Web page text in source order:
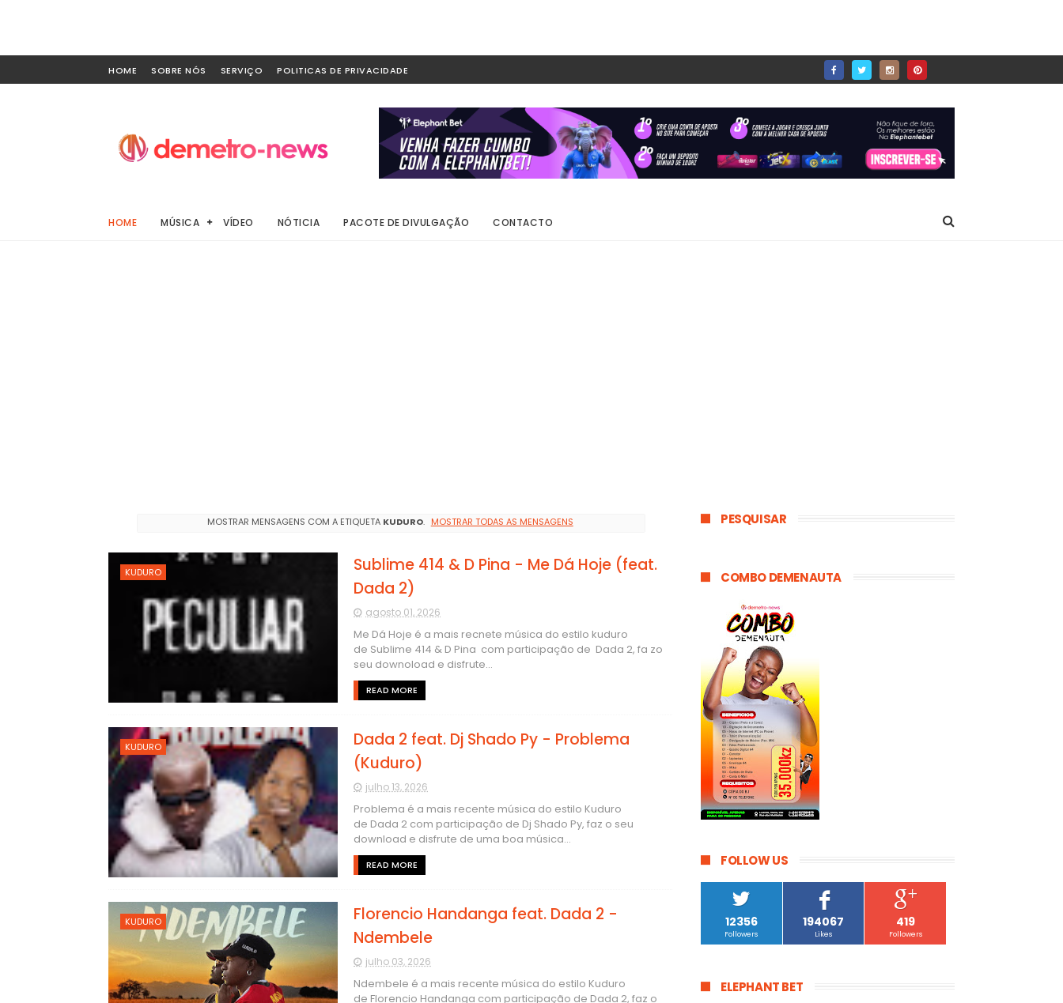
HOME SOBRE NÓS SERVIÇO POLITICAS DE PRIVACIDADE
HOME MÚSICA VÍDEO NÓTICIA PACOTE DE DIVULGAÇÃO CONTACTO
MOSTRAR MENSAGENS COM A ETIQUETA KUDURO. MOSTRAR TODAS AS MENSAGENS
KUDURO
Sublime 414 & D Pina - Me Dá Hoje (feat.
Dada 2)
agosto 01, 2026
Me Dá Hoje é a mais recnete música do estilo kuduro
de Sublime 414 & D Pina com participação de Dada 2, fa zo
seu downoload e disfrute...
READ MORE
KUDURO
Dada 2 feat. Dj Shado Py - Problema
(Kuduro)
julho 13, 2026
Problema é a mais recente música do estilo Kuduro
de Dada 2 com participação de Dj Shado Py, faz o seu
download e disfrute de uma boa música...
READ MORE
KUDURO
Florencio Handanga feat. Dada 2 -
Ndembele
julho 03, 2026
Ndembele é a mais recente música do estilo Kuduro
de Florencio Handanga com participação de Dada 2, faz o
PESQUISAR
COMBO DEMENAUTA
FOLLOW US
12356
Followers
194067
Likes
419
Followers
ELEPHANT BET